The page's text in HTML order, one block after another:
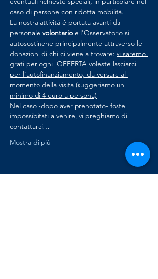
caso di persone con ridotta mobilitá.
La nostra attivitá é portata avanti da
personale volontario e l'Osservatorio si
autosostinene principalmente attraverso le
donazioni di chi ci viene a trovare: vi saremo
grati per ogni  OFFERTA voleste lasciarci
per l'autofinanziamento, da versare al
momento della visita (suggeriamo un
minimo di 4 euro a persona)
Nel caso -dopo aver prenotato- foste
impossibitati a venire, vi preghiamo di
contattarci…
Mostra di più